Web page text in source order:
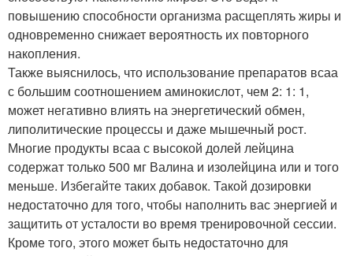
повышению способности организма расщеплять жиры и
одновременно снижает вероятность их повторного
накопления.
Также выяснилось, что использование препаратов всаа
с большим соотношением аминокислот, чем 2: 1: 1,
может негативно влиять на энергетический обмен,
липолитические процессы и даже мышечный рост.
Многие продукты всаа с высокой долей лейцина
содержат только 500 мг Валина и изолейцина или и того
меньше. Избегайте таких добавок. Такой дозировки
недостаточно для того, чтобы наполнить вас энергией и
защитить от усталости во время тренировочной сессии.
Кроме того, этого может быть недостаточно для